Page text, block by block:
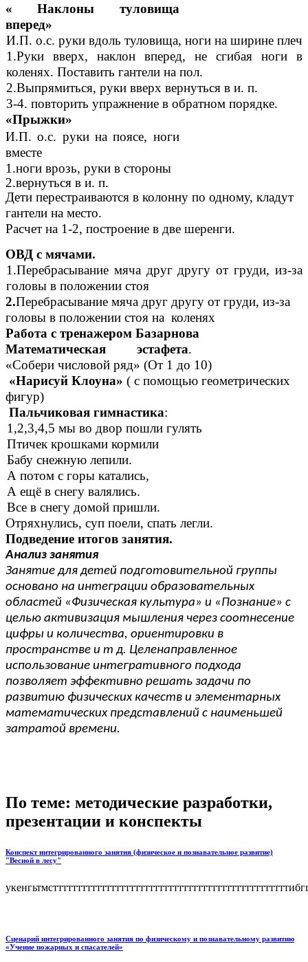
«
Наклоны туловища
вперед»
И.П. о.с. руки вдоль туловища, ноги на ширине плеч
1.Руки вверх, наклон вперед, не сгибая ноги в
коленях. Поставить гантели на пол.
2.Выпрямиться, руки вверх вернуться в и. п.
3-4. повторить упражнение в обратном порядке.
«Прыжки»
И.П. о.с. руки на поясе, ноги
вместе
1.ноги врозь, руки в стороны
2.вернуться в и. п.
Дети перестраиваются в колонну по одному, кладут
гантели на место.
Расчет на 1-2, построение в две шеренги.
ОВД с мячами.
1.Перебрасывание мяча друг другу от груди, из-за
головы в положении стоя
2.Перебрасывание мяча друг другу от груди, из-за
головы в положении стоя на коленях
Работа с тренажером Базарнова
Математическая эстафета.
«Собери числовой ряд» (От 1 до 10)
«Нарисуй Клоуна» ( с помощью геометрических
фигур)
Пальчиковая гимнастика:
1,2,3,4,5 мы во двор пошли гулять
Птичек крошками кормили
Бабу снежную лепили.
А потом с горы катались,
А ещё в снегу валялись.
Все в снегу домой пришли.
Отряхнулись, суп поели, спать легли.
Подведение итогов занятия.
Анализ занятия
Занятие для детей подготовительной группы
основано на интеграции образовательных
областей «Физическая культура» и «Познание» с
целью активизация мышления через соотнесение
цифры и количества, ориентировки в
пространстве и т д. Целенаправленное
использование интегративного подхода
позволяет эффективно решать задачи по
развитию физических качеств и элементарных
математических представлений с наименьшей
затратой времени.
По теме: методические разработки,
презентации и конспекты
Конспект интегрированного занятия (физическое и познавательное развитие)
"Весной в лесу"
Сценарий интегрированного занятия по физическому и познавательному развитию
«Учение пожарных и спасателей»